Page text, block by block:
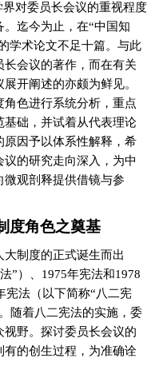
对委员长会议的重视程度
迄今为止，在“中国知
学术论文不足十篇。与此
会议的著作，而在有关
开阐述的亦颇为鲜见。
色进行系统分析，重点
础，并试着从代表理论
因予以体系性解释，希
的研究走向深入，为中
微观剖释提供借镜与参
度角色之奠基
大制度的正式诞生而出
”）、 1975年宪法和1978
宪法（以下简称“八二宪
随着八二宪法的实施，委
视野。探讨委员长会议的
的创生过程，为准确诠